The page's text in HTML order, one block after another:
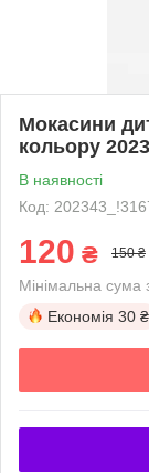
Мокасини
кольору
В наявності
Код:
120 ₴ 150 ₴
Мінімальна
Економія 30 ₴